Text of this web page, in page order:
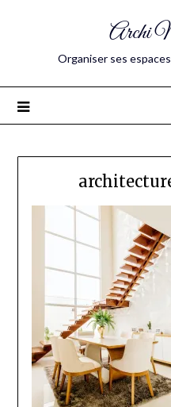
Archi
Organiser ses